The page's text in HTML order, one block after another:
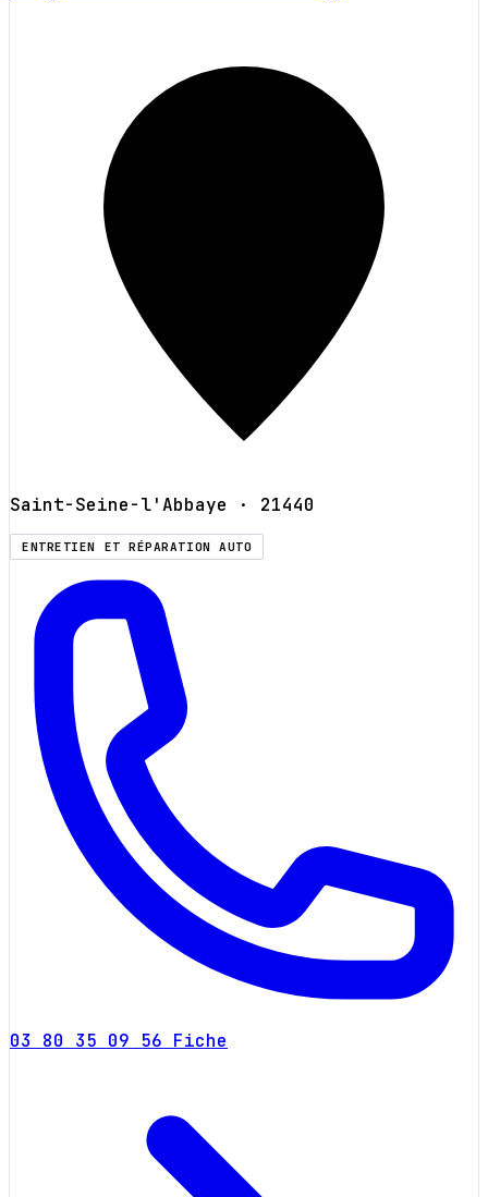
Saint-Seine-l'Abbaye · 21440
ENTRETIEN ET RÉPARATION AUTO
03 80 35 09 56 Fiche